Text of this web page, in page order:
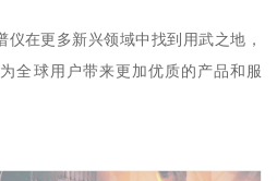
在更多新兴领域中找到用武之地，
全球用户带来更加优质的产品和服